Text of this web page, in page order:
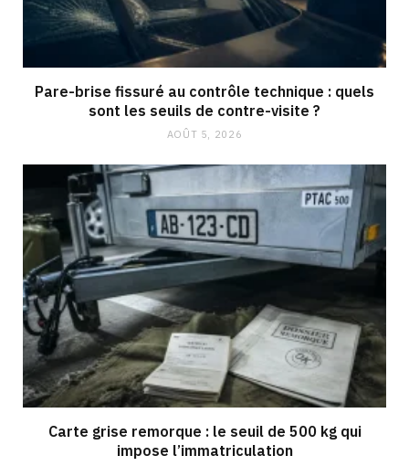
Pare-brise fissuré au contrôle technique : quels
sont les seuils de contre-visite ?
AOÛT 5, 2026
Carte grise remorque : le seuil de 500 kg qui
impose l’immatriculation